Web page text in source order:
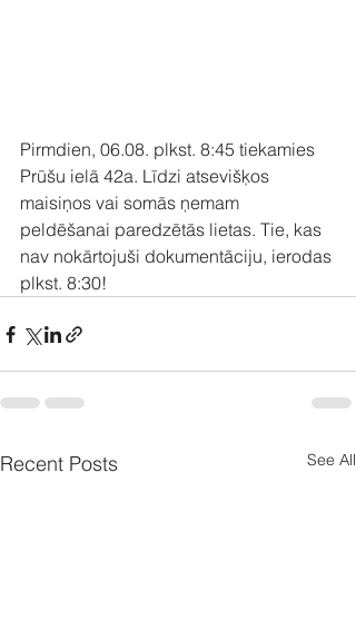
Pirmdien, 06.08. plkst. 8:45 tiekamies
Prūšu ielā 42a. Līdzi atsevišķos
maisiņos vai somās ņemam
peldēšanai paredzētās lietas. Tie, kas
nav nokārtojuši dokumentāciju, ierodas
plkst. 8:30!
Recent Posts See All